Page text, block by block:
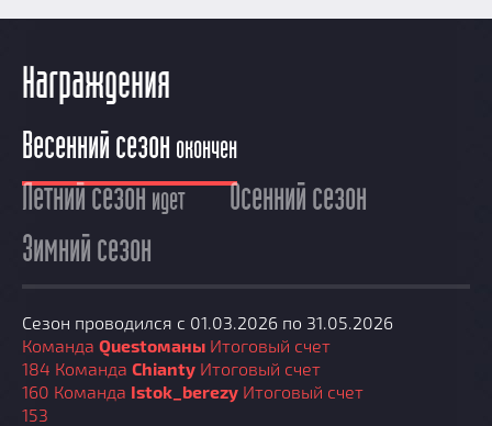
Награждения
Весенний сезон окончен
Летний сезон идет
Осенний сезон
Зимний сезон
Сезон проводился с 01.03.2026 по 31.05.2026
Команда Questoманы Итоговый счет
184 Команда Chianty Итоговый счет
160 Команда Istok_berezy Итоговый счет
153